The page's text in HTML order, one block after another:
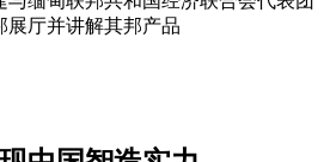
展厅并讲解其邦产品